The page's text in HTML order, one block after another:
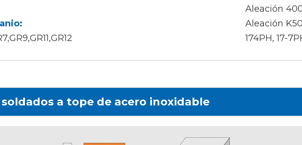
Aleación
Aleación
174PH, 17-
soldados a tope de acero inoxidable